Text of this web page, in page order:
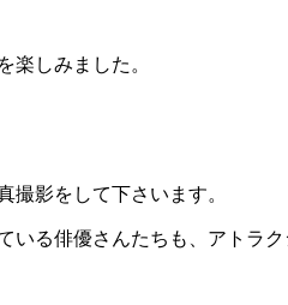
楽しみました。
撮影をして下さいます。
いる俳優さんたちも、アトラ